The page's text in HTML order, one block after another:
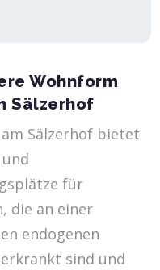
Wohnform
Sälzerhof
am Sälzerhof bietet
für
die an einer
endogenen
erkrankt sind und